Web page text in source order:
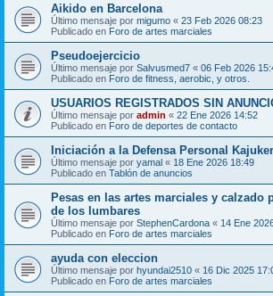
Aikido en Barcelona
Último mensaje por migumo « 23 Feb 2026 08:23
Publicado en Foro de artes marciales
Pseudoejercicio
Último mensaje por Salvusmed7 « 06 Feb 2026
Publicado en Foro de fitness, aerobic, y otros.
USUARIOS REGISTRADOS SIN
Último mensaje por admin « 22 Ene 2026 14:52
Publicado en Foro de deportes de contacto
Iniciación a la Defensa Personal
Último mensaje por yamal « 18 Ene 2026 18:49
Publicado en Tablón de anuncios
Pesas en las artes marciales y calzado
de los lumbares
Último mensaje por StephenCardona « 14 Ene
Publicado en Foro de artes marciales
ayuda con eleccion
Último mensaje por hyundai2510 « 16 Dic 2025
Publicado en Foro de artes marciales